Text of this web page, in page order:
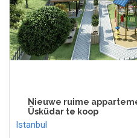
Nieuwe ruime
Üsküdar te koop
Istanbul